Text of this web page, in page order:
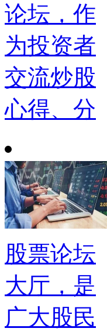
论坛，作
为投资者
交流炒股
心得、分
股票论坛
大厅，是
广大股民